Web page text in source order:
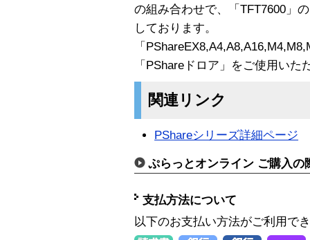
の組み合わせで、「TFT7600」
しております。
「
「PShareドロア」をご使用い
関連リンク
PShareシリーズ詳細ページ
ぷらっとオンライン ご購入の
支払方法について
以下のお支払い方法がご利用で